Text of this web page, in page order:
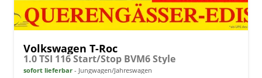
Volkswagen T-Roc
1.0 TSI 116 Start/Stop BVM6 Style
sofort lieferbar Jungwagen/Jahreswagen